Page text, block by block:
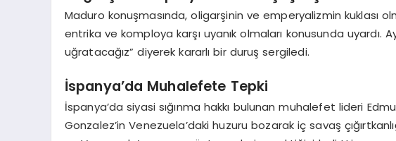
Maduro konuşmasında, oligarşinin ve emperyalizmin kuklası
entrika ve komploya karşı uyanık olmaları konusunda uyardı.
uğratacağız” diyerek kararlı bir duruş sergiledi.
İspanya’da Muhalefete Tepki
İspanya’da siyasi sığınma hakkı bulunan muhalefet lideri
Gonzalez’in Venezuela’daki huzuru bozarak iç savaş